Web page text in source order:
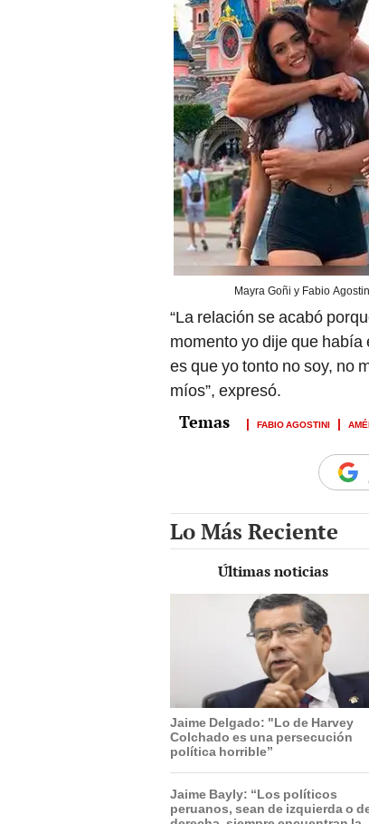
Mayra Goñi y Fabio
“La relación se acabó
momento yo dije que
es que yo tonto no soy, no
míos”, expresó.
FABIO AGOSTINI
Lo Más Reciente
Últimas noticias
Jaime Delgado: "Lo de Harvey
Colchado es una persecución
política horrible”
Jaime Bayly: “Los políticos
peruanos, sean de izquierda o